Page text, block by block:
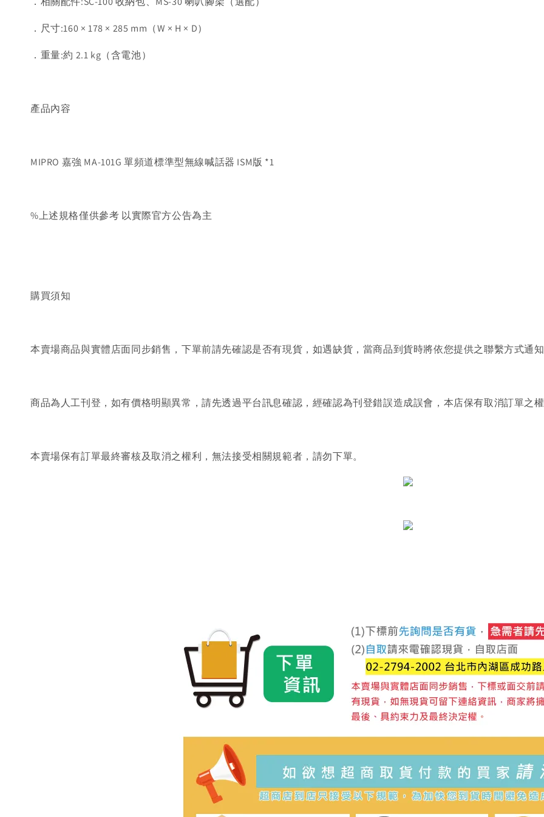
．尺寸:160 × 178 × 285 mm（W × H × D）
．重量:約 2.1 kg（含電池）
產品內容
MIPRO 嘉強 MA-101G 單頻道標準型無線喊話器 ISM版 *1
%上述規格僅供參考 以實際官方公告為主
購買須知
本賣場商品與實體店面同步銷售，下單前請先確認是否有現貨，如遇缺貨，當商品到貨時將依您提供之聯繫方式通知
商品為人工刊登，如有價格明顯異常，請先透過平台訊息確認，經確認為刊登錯誤造成誤會，本店保有取消訂單之權
本賣場保有訂單最終審核及取消之權利，無法接受相關規範者，請勿下單。